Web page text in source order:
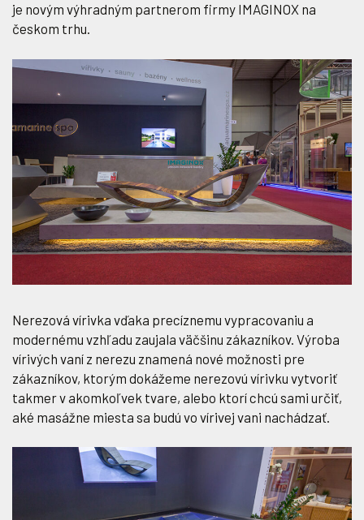
je novým výhradným partnerom firmy IMAGINOX na
českom trhu.
Nerezová vírivka vďaka precíznemu vypracovaniu a
modernému vzhľadu zaujala väčšinu zákazníkov. Výroba
vírivých vaní z nerezu znamená nové možnosti pre
zákazníkov, ktorým dokážeme nerezovú vírivku vytvoriť
takmer v akomkoľvek tvare, alebo ktorí chcú sami určiť,
aké masážne miesta sa budú vo vírivej vani nachádzať.